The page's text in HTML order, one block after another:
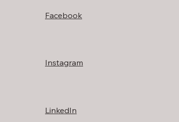
Facebook
Instagram
LinkedIn